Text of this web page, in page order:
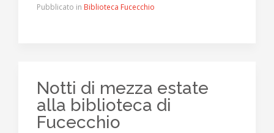
Pubblicato in Biblioteca Fucecchio
Notti di mezza estate
alla biblioteca di
Fucecchio